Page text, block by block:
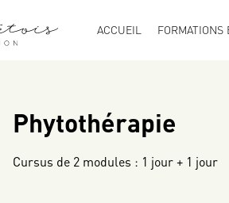
ACCUEIL FORMATIONS
Phytothérapie
Cursus de 2 modules : 1 jour + 1 jour